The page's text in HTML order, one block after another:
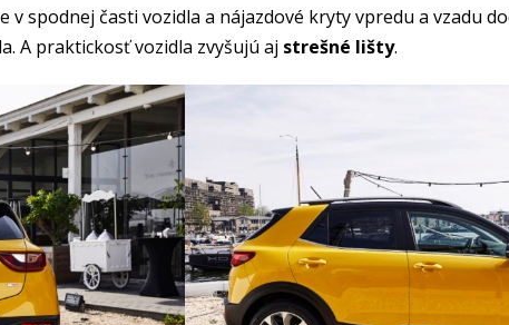
v spodnej časti vozidla a nájazdové kryty vpredu a vzadu
A praktickosť vozidla zvyšujú aj strešné lišty.